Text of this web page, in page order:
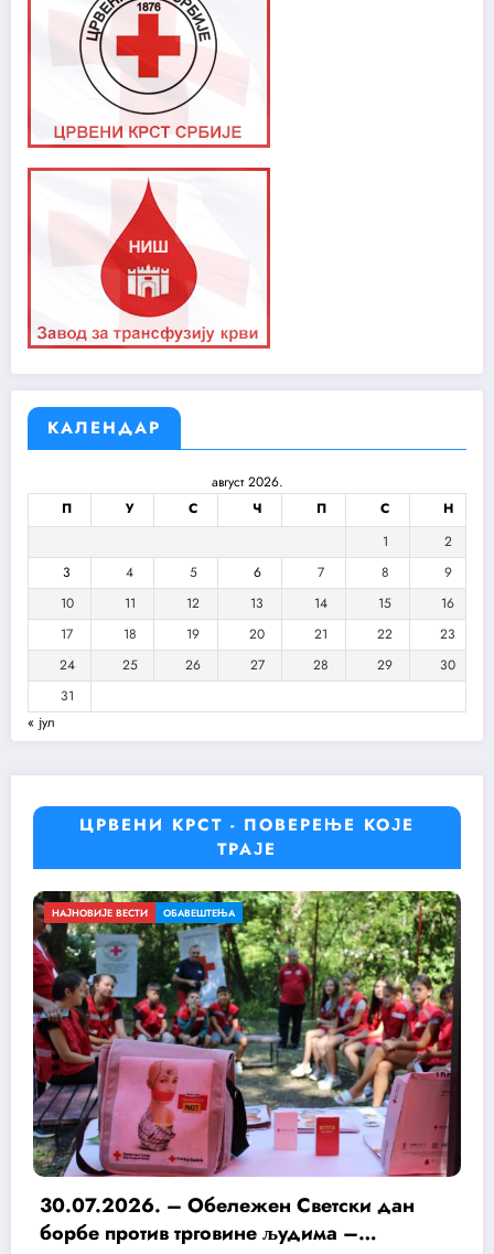
КАЛЕНДАР
август 2026.
П
У С Ч П С
Н
1
2
3
4 5 6 7 8
9
10
11 12 13 14 15
16
17
18 19 20 21 22
23
24
25 26 27 28 29
30
31
« јул
ЦРВЕНИ КРСТ - ПОВЕРЕЊЕ КОЈЕ
ТРАЈЕ
НАЈНОВИЈЕ ВЕСТИ ОБАВЕШТЕЊА
Успешно реализован 11.
камп Црвеног крста Деспотовац и